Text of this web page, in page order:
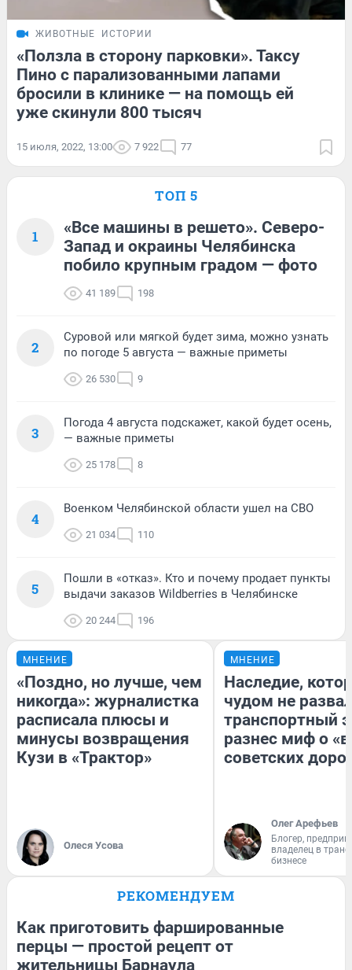
ЖИВОТНЫЕ ИСТОРИИ
«Ползла в сторону парковки». Таксу
Пино с парализованными лапами
бросили в клинике — на помощь ей
уже скинули 800 тысяч
15 июля, 2022, 13:00 7 922 77
ТОП 5
1
«Все машины в решето». Северо-
Запад и окраины Челябинска
побило крупным градом — фото
41 189 198
2
Суровой или мягкой будет зима, можно узнать
по погоде 5 августа — важные приметы
26 530 9
3
Погода 4 августа подскажет, какой будет осень,
— важные приметы
25 178 8
4
Военком Челябинской области ушел на СВО
21 034 110
5
Пошли в «отказ». Кто и почему продает пункты
выдачи заказов Wildberries в Челябинске
20 244 196
МНЕНИЕ
«Поздно, но лучше, чем
никогда»: журналистка
расписала плюсы и
минусы возвращения
Кузи в «Трактор»
Олеся Усова
МНЕНИЕ
Наследие,
чудом не
транспортный
разнес миф о
советских
Олег Арефьев
Блогер,
владелец в
бизнесе
РЕКОМЕНДУЕМ
Как приготовить фаршированные
перцы — простой рецепт от
жительницы Барнаула